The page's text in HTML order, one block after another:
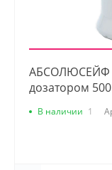
АБСОЛЮСЕЙФ
дозатором
В наличии 1